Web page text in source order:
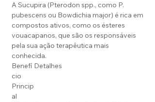
A Sucupira (Pterodon spp., como P.
pubescens ou Bowdichia major) é rica em
compostos ativos, como os ésteres
vouacapanos, que são os responsáveis
pela sua ação terapêutica mais
conhecida.
Benefí
cio
Princip
al
Detalhes